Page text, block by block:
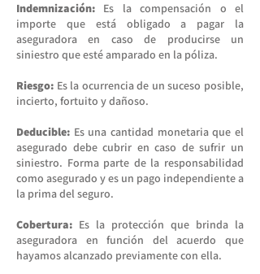
Indemnización: Es la compensación o el
importe que está obligado a pagar la
aseguradora en caso de producirse un
siniestro que esté amparado en la póliza.
Riesgo: Es la ocurrencia de un suceso posible,
incierto, fortuito y dañoso.
Deducible: Es una cantidad monetaria que el
asegurado debe cubrir en caso de sufrir un
siniestro. Forma parte de la responsabilidad
como asegurado y es un pago independiente a
la prima del seguro.
Cobertura: Es la protección que brinda la
aseguradora en función del acuerdo que
hayamos alcanzado previamente con ella.